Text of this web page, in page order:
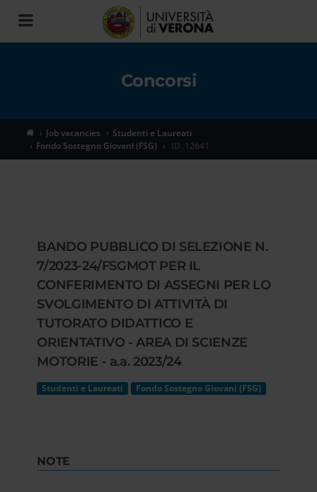
Toggle
navigation
Concorsi
Job vacancies
Studenti e Laureati
Fondo Sostegno Giovani (FSG)
ID. 12641
BANDO PUBBLICO DI SELEZIONE N.
7/2023-24/FSGMOT PER IL
CONFERIMENTO DI ASSEGNI PER LO
SVOLGIMENTO DI ATTIVITÀ DI
TUTORATO DIDATTICO E
ORIENTATIVO - AREA DI SCIENZE
MOTORIE - a.a. 2023/24
Studenti e Laureati Fondo Sostegno Giovani (FSG)
NOTE